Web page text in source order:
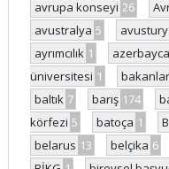
avrupa konseyi 26
avustralya 5
ayrımcılık 1
üniversitesi 1
baltık 7 barış 174
körfezi 5 batoça 1
belarus 13 belçika 6